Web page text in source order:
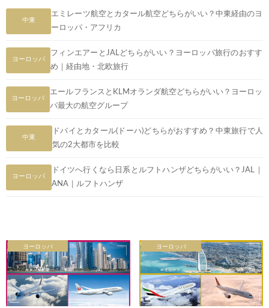
中東
エミレーツ航空とカタール航空どちらがいい？中東経由のヨ
ーロッパ・アフリカ
ヨーロッパ
フィンエアーとJALどちらがいい？ヨーロッパ旅行のおすす
め｜経由地・北欧旅行
ヨーロッパ
エールフランスとKLMオランダ航空どちらがいい？ヨーロッ
パ最大の航空グループ
中東
ドバイとカタール(ドーハ)どちらがおすすめ？中東旅行で人
気の2大都市を比較
ヨーロッパ
ドイツへ行くなら日系とルフトハンザどちらがいい？JAL｜
ANA｜ルフトハンザ
ヨーロッパ ヨーロッパ